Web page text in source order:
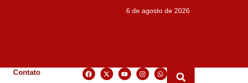
6 de agosto de 2026
Contato